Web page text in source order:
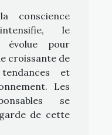
conscience
le
pour
croissante de
et
Les
se
de cette